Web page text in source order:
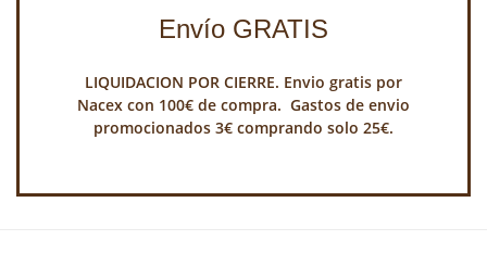
Envío GRATIS
LIQUIDACION POR CIERRE. Envio gratis por
Nacex con 100€ de compra. Gastos de envio
promocionados 3€ comprando solo 25€.